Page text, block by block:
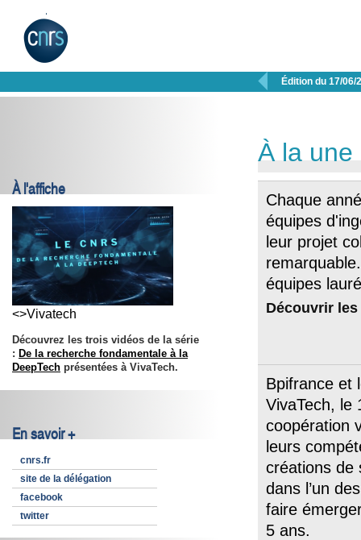
 Édition du 17/06/
À l'affiche
<>Vivatech
Découvrez les trois vidéos de la série
: De la recherche fondamentale à la
DeepTech présentées à VivaTech.
En savoir +
cnrs.fr
site de la délégation
facebook
twitter
À la une
Chaque
équipes
leur projet
équipes
Découvrir
Bpifrance et
VivaTech, le
coopération
leurs
créations de
dans l’un
faire
5 ans.